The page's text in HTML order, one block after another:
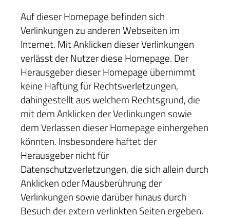
Auf dieser Homepage befinden sich
Verlinkungen zu anderen Webseiten im
Internet. Mit Anklicken dieser Verlinkungen
verlässt der Nutzer diese Homepage. Der
Herausgeber dieser Homepage übernimmt
keine Haftung für Rechtsverletzungen,
dahingestellt aus welchem Rechtsgrund, die
mit dem Anklicken der Verlinkungen sowie
dem Verlassen dieser Homepage einhergehen
könnten. Insbesondere haftet der
Herausgeber nicht für
Datenschutzverletzungen, die sich allein durch
Anklicken oder Mausberührung der
Verlinkungen sowie darüber hinaus durch
Besuch der extern verlinkten Seiten ergeben.